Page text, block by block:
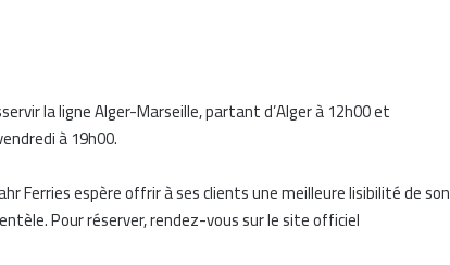
la ligne Alger-Marseille, partant d’Alger à 12h00 et
à 19h00.
Ferries espère offrir à ses clients une meilleure lisibilité de son
Pour réserver, rendez-vous sur le site officiel